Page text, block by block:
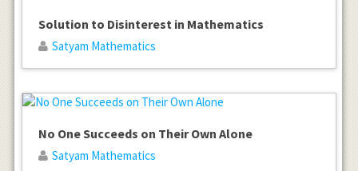
Solution to Disinterest in Mathematics
Satyam Mathematics
No One Succeeds on Their Own Alone
Satyam Mathematics